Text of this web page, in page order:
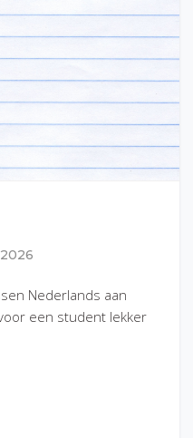
Nederlands aan
een student lekker